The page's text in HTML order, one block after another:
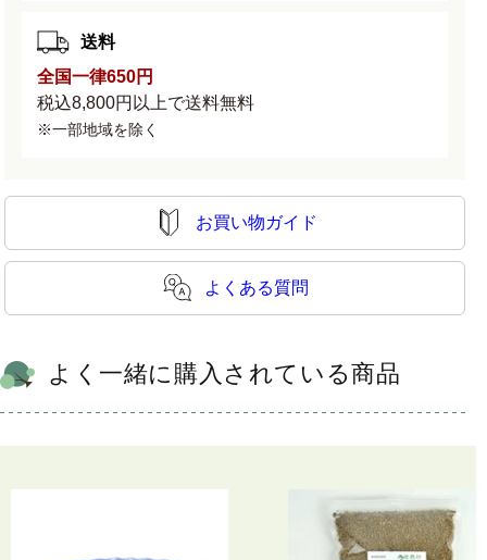
す
送料
全国一律650円
税込8,800円以上で送料無料
※一部地域を除く
お買い物ガイド
よくある質問
よく一緒に購入されている商品